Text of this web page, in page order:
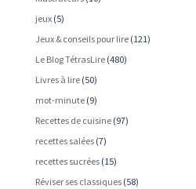
jeux(5)
Jeux & conseils pour lire(121)
Le Blog TétrasLire(480)
Livres à lire(50)
mot-minute(9)
Recettes de cuisine(97)
recettes salées(7)
recettes sucrées(15)
Réviser ses classiques(58)